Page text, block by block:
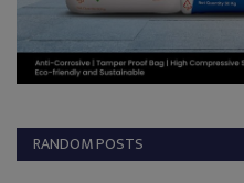
RANDOM POSTS